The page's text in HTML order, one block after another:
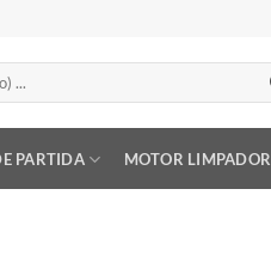
PARTIDA MOTOR LIMPADOR